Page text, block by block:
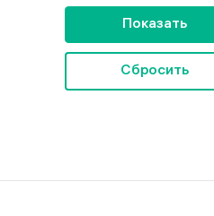
16,5-20
16,5-23,5
16-18
Показать
Сбросить